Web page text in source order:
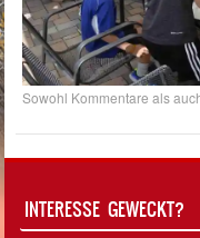
Sowohl Kommentare als
INTERESSE GEWECKT?